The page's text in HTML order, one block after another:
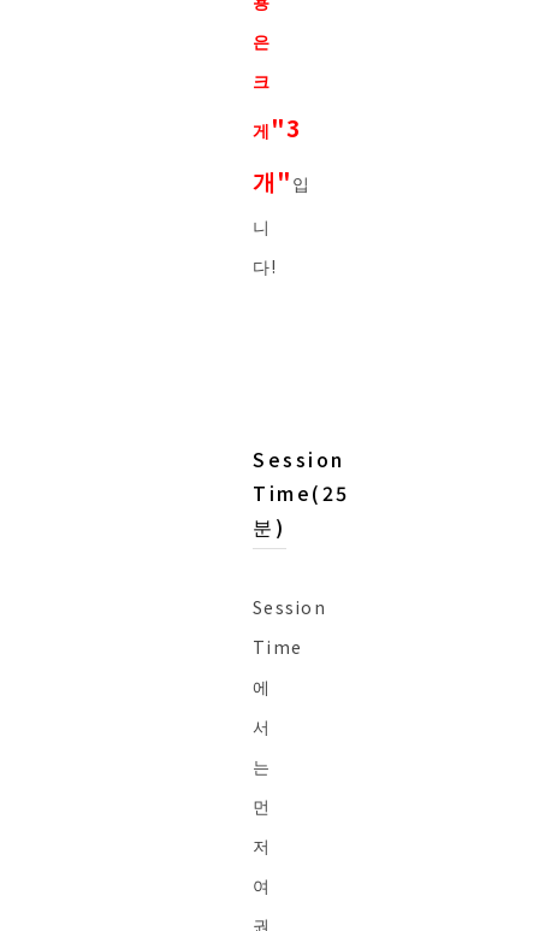
은
크
게 "3
개" 입
니
다!
Session
Time(25
분)
Session
Time
에
서
는
먼
저
여
권